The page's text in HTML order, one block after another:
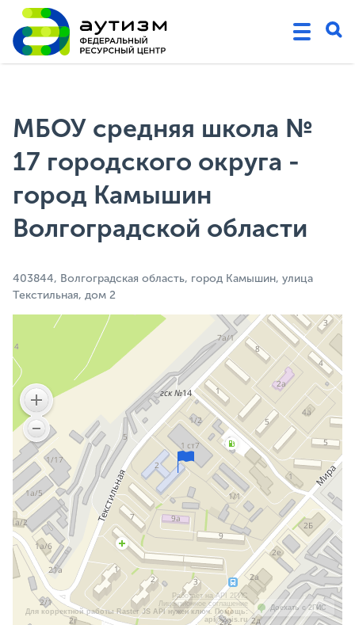
МБОУ средняя школа №
17 городского округа -
город Камышин
Волгоградской области
403844, Волгоградская область, город Камышин, улица
Текстильная, дом 2
Работает на API 2ГИС
Лицензионное соглашение
Для корректной работы Raster JS API нужен ключ. Помощь:
api@2gis.ru
Доехать с 2ГИС